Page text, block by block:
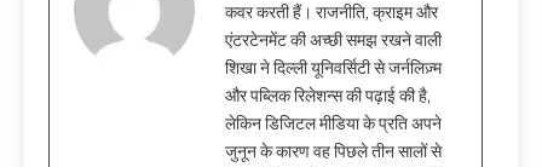
कवर करती हैं। राजनीति, क्राइम और
एंटरटेनमेंट की अच्छी समझ रखने वाली
शिखा ने दिल्ली यूनिवर्सिटी से जर्नलिज़्म
और पब्लिक रिलेशन्स की पढ़ाई की है,
लेकिन डिजिटल मीडिया के प्रति अपने
जुनून के कारण वह पिछले तीन सालों से